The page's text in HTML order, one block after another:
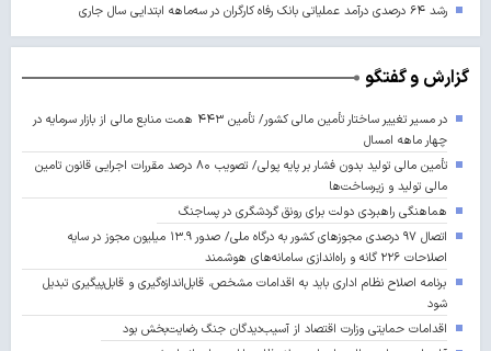
رشد ۶۴ درصدی درآمد عملیاتی بانک رفاه کارگران در سه‌ماهه ابتدایی سال جاری
گزارش و گفتگو
در مسیر تغییر ساختار تأمین مالی کشور/ تأمین ۴۴۳ همت منابع مالی از بازار سرمایه در
چهار ماهه امسال
تأمین مالی تولید بدون فشار بر پایه پولی/ تصویب ۸۰ درصد مقررات اجرایی قانون تامین
مالی تولید و زیرساخت‌ها
هماهنگی راهبردی دولت برای رونق گردشگری در پساجنگ
اتصال ۹۷ درصدی مجوزهای کشور به درگاه ملی/ صدور ۱۳.۹ میلیون مجوز در سایه
اصلاحات ۲۲۶ گانه و راه‌اندازی سامانه‌های هوشمند
برنامه اصلاح نظام اداری باید به اقدامات مشخص، قابل‌اندازه‌گیری و قابل‌پیگیری تبدیل
شود
اقدامات حمایتی وزارت اقتصاد از آسیب‌دیدگان جنگ رضایت‌بخش بود